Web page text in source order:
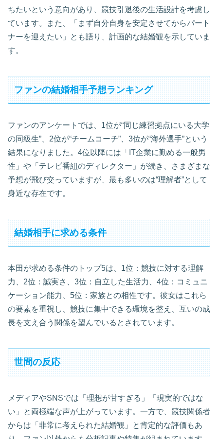
ちたいという意向があり、競技引退後の生活設計を考慮し
ています。また、「まず自分自身を安定させてからパート
ナーを迎えたい」とも語り、計画的な結婚観を示していま
す。
ファンの結婚相手予想ランキング
ファンのアンケートでは、1位が“同じ練習拠点にいる大学
の同級生”、2位が“チームコーチ”、3位が“海外選手”という
結果になりました。4位以降には「IT企業に勤める一般男
性」や「テレビ番組のディレクター」が続き、さまざまな
予想が飛び交っていますが、最も多いのは“理解者”として
身近な存在です。
結婚相手に求める条件
本田が求める条件のトップ5は、1位：競技に対する理解
力、2位：誠実さ、3位：自立した生活力、4位：コミュニ
ケーション能力、5位：家族との相性です。彼女はこれら
の要素を重視し、競技に集中できる環境を整え、互いの成
長を支え合う関係を望んでいるとされています。
世間の反応
メディアやSNSでは「理想が甘すぎる」「現実的ではな
い」と両極端な声が上がっています。一方で、競技関係者
からは「非常に考えられた結婚観」と肯定的な評価もあ